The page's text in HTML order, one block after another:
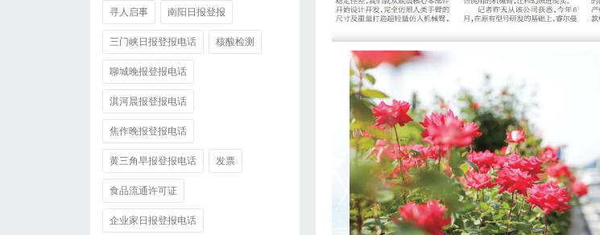
寻人启事 南阳日报登报
三门峡日报登报电话 核酸检测
聊城晚报登报电话
淇河晨报登报电话
焦作晚报登报电话
黄三角早报登报电话 发票
食品流通许可证
企业家日报登报电话